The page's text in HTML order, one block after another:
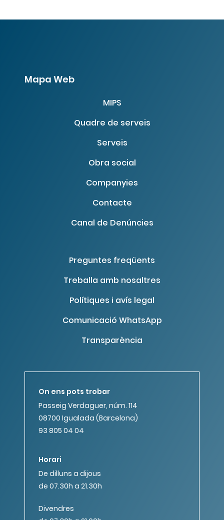
Mapa Web
MIPS
Quadre de serveis
Serveis
Obra social
Companyies
Contacte
Canal de Denúncies
Preguntes freqüents
Treballa amb nosaltres
Polítiques i avís legal
Comunicació WhatsApp
Transparència
On ens pots trobar
Passeig Verdaguer, núm. 114
08700 Igualada (Barcelona)
93 805 04 04
Horari
De dilluns a dijous
de 07.30h a 21.30h
Divendres